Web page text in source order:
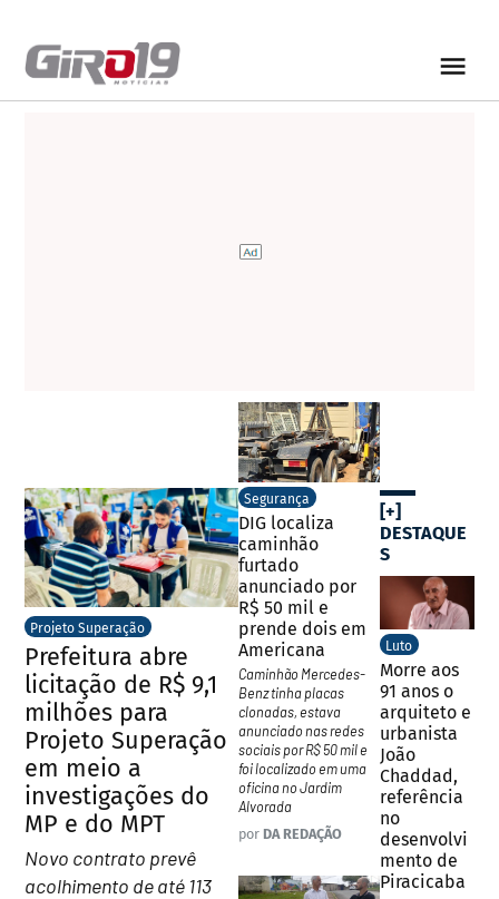
Projeto Superação
Prefeitura abre
licitação de R$ 9,1
milhões para
Projeto Superação
em meio a
investigações do
MP e do MPT
Novo contrato prevê
acolhimento de até 113
Segurança
DIG localiza
caminhão
furtado
anunciado por
R$ 50 mil e
prende dois em
Americana
Caminhão Mercedes-
Benz tinha placas
clonadas, estava
anunciado nas redes
sociais por R$ 50 mil e
foi localizado em uma
oficina no Jardim
Alvorada
por DA REDAÇÃO
[+]
DESTAQUE
S
Luto
Morre aos
91 anos o
arquiteto e
urbanista
João
Chaddad,
referência
no
desenvolvi
mento de
Piracicaba